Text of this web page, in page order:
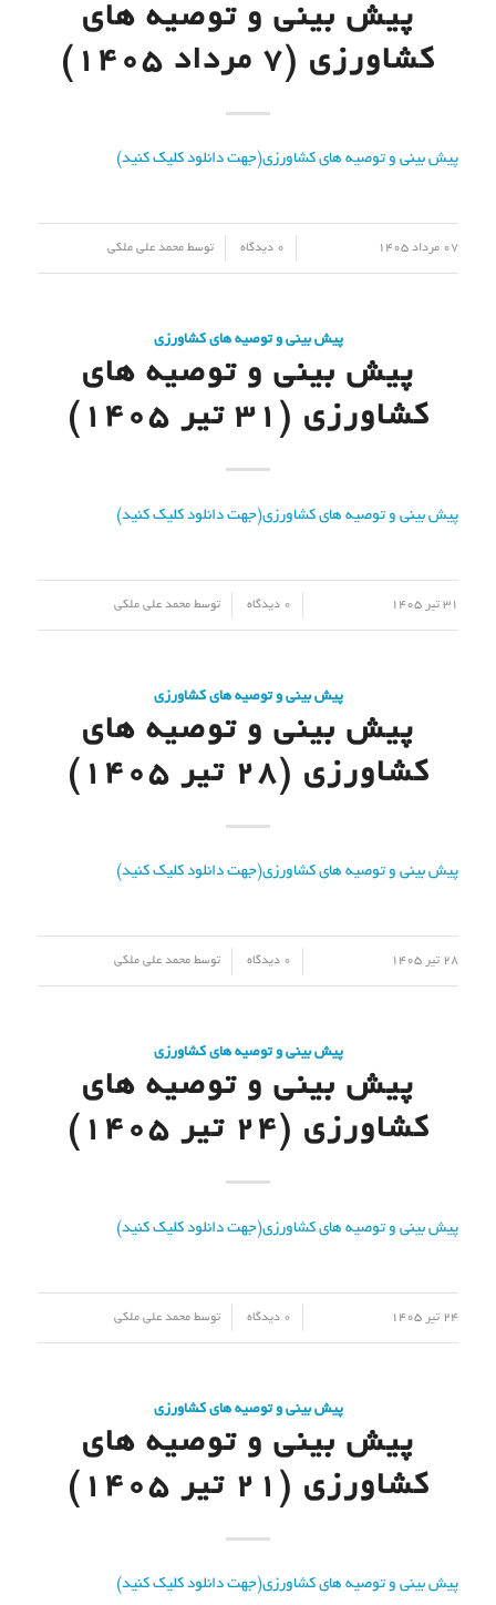
پیش بینی و توصیه های
کشاورزی (7 مرداد ۱۴۰۵)
پیش بینی و توصیه های کشاورزی(جهت دانلود کلیک کنید)
07 مرداد 1405 0 دیدگاه توسط محمد علی ملکی
پیش بینی و توصیه های کشاورزی
پیش بینی و توصیه های
کشاورزی (31 تیر ۱۴۰۵)
پیش بینی و توصیه های کشاورزی(جهت دانلود کلیک کنید)
31 تیر 1405 0 دیدگاه توسط محمد علی ملکی
پیش بینی و توصیه های کشاورزی
پیش بینی و توصیه های
کشاورزی (28 تیر ۱۴۰۵)
پیش بینی و توصیه های کشاورزی(جهت دانلود کلیک کنید)
28 تیر 1405 0 دیدگاه توسط محمد علی ملکی
پیش بینی و توصیه های کشاورزی
پیش بینی و توصیه های
کشاورزی (24 تیر ۱۴۰۵)
پیش بینی و توصیه های کشاورزی(جهت دانلود کلیک کنید)
24 تیر 1405 0 دیدگاه توسط محمد علی ملکی
پیش بینی و توصیه های کشاورزی
پیش بینی و توصیه های
کشاورزی (21 تیر ۱۴۰۵)
پیش بینی و توصیه های کشاورزی(جهت دانلود کلیک کنید)